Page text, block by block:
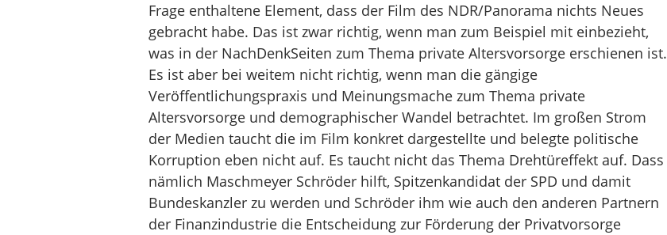
Frage enthaltene Element, dass der Film des NDR/Panorama nichts Neues
gebracht habe. Das ist zwar richtig, wenn man zum Beispiel mit einbezieht,
was in der NachDenkSeiten zum Thema private Altersvorsorge erschienen ist.
Es ist aber bei weitem nicht richtig, wenn man die gängige
Veröffentlichungspraxis und Meinungsmache zum Thema private
Altersvorsorge und demographischer Wandel betrachtet. Im großen Strom
der Medien taucht die im Film konkret dargestellte und belegte politische
Korruption eben nicht auf. Es taucht nicht das Thema Drehtüreffekt auf. Dass
nämlich Maschmeyer Schröder hilft, Spitzenkandidat der SPD und damit
Bundeskanzler zu werden und Schröder ihm wie auch den anderen Partnern
der Finanzindustrie die Entscheidung zur Förderung der Privatvorsorge